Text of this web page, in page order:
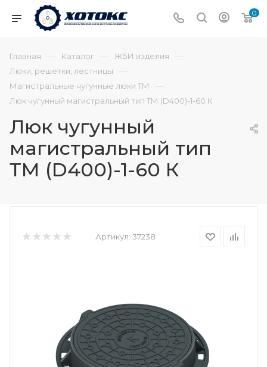
0
Главная — Каталог — ЖБИ изделия —
Люки, решетки, лестницы —
Магистральные чугунные люки ТМ —
Люк чугунный магистральный тип ТМ (D400)-1-60 К
Люк чугунный
магистральный тип
ТМ (D400)-1-60 К
Артикул: 37238